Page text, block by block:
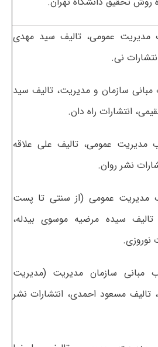
مدیریت عمومی، تالیف سید مهدی
نی.
مبانی سازمان و مدیریت، تالیف سید
انتشارات راه دان.
مدیریت عمومی، تالیف علی علاقه
نشر روان.
مدیریت عمومی (از سنتی تا پست
تالیف سیده مرضیه موسوی بیدله،
نوروزی.
مبانی سازمان مدیریت (مدیریت
تالیف مسعود احمدی، انتشارات نشر